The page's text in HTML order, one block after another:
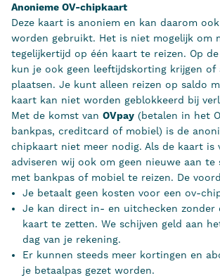
Anonieme OV-chipkaart
Deze kaart is anoniem en kan daarom
worden gebruikt. Het is niet mogelijk om
tegelijkertijd op één kaart te reizen. Op
kun je ook geen leeftijdskorting krijgen of
plaatsen. Je kunt alleen reizen op saldo
kaart kan niet worden geblokkeerd bij
Met de komst van OVpay (betalen in het
bankpas, creditcard of mobiel) is de
chipkaart niet meer nodig. Als de kaart is
adviseren wij ook om geen nieuwe aan te
met bankpas of mobiel te reizen. De
Je betaalt geen kosten voor een ov-
Je kan direct in- en uitchecken zonder
kaart te zetten. We schijven geld aan
dag van je rekening.
Er kunnen steeds meer kortingen en
je betaalpas gezet worden.